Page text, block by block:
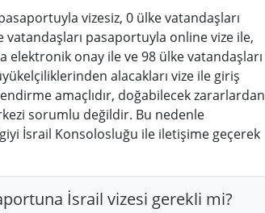
vizesiz, 0 ülke vatandaşları
vatandaşları pasaportuyla online vize ile,
elektronik onay ile ve 98 ülke vatandaşları
alacakları vize ile giriş
amaçlıdır, doğabilecek zararlardan
sorumlu değildir. Bu nedenle
İsrail Konsolosluğu ile iletişime geçerek
İsrail vizesi gerekli mi?